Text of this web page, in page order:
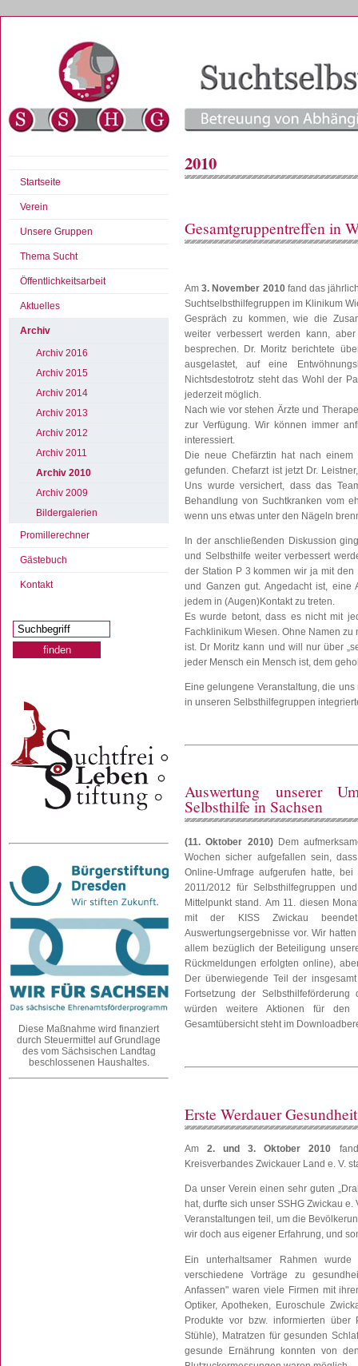
Startseite
Verein
Unsere Gruppen
Thema Sucht
Öffentlichkeitsarbeit
Aktuelles
Archiv
Archiv 2016
Archiv 2015
Archiv 2014
Archiv 2013
Archiv 2012
Archiv 2011
Archiv 2010
Archiv 2009
Bildergalerien
Promillerechner
Gästebuch
Kontakt
Diese Maßnahme wird finanziert
durch Steuermittel auf Grundlage
des vom Sächsischen Landtag
beschlossenen Haushaltes.
2010
Gesamtgruppentreffen in
Am3. November 2010fand das
Suchtselbsthilfegruppen im Klinikum
Gespräch zu kommen, wie die
weiter verbessert werden kann,
besprechen. Dr. Moritz berichtete
ausgelastet, auf eine
Nichtsdestotrotz steht das Wohl der
jederzeit möglich.
Nach wie vor stehen Ärzte und
zur Verfügung. Wir können immer
interessiert.
Die neue Chefärztin hat nach
gefunden. Chefarzt ist jetzt Dr.
Uns wurde versichert, dass das
Behandlung von Suchtkranken vom
wenn uns etwas unter den Nägeln
In der anschließenden Diskussion
und Selbsthilfe weiter verbessert
der Station P 3 kommen wir ja mit
und Ganzen gut. Angedacht ist,
jedem in (Augen)Kontakt zu treten.
Es wurde betont, dass es nicht mit
Fachklinikum Wiesen. Ohne Namen
ist. Dr Moritz kann und will nur über
jeder Mensch ein Mensch ist, dem
Eine gelungene Veranstaltung, die
in unseren Selbsthilfegruppen
Auswertung unserer
Selbsthilfe in Sachsen
(11. Oktober 2010)Dem
Wochen sicher aufgefallen sein,
Online-Umfrage aufgerufen hatte,
2011/2012 für Selbsthilfegruppen
Mittelpunkt stand. Am 11. diesen
mit der KISS Zwickau
Auswertungsergebnisse vor. Wir
allem bezüglich der Beteiligung
Rückmeldungen erfolgten online),
Der überwiegende Teil der
Fortsetzung der
würden weitere Aktionen für den
Gesamtübersicht steht im
Erste Werdauer
Am2. und 3. Oktober 2010
Kreisverbandes Zwickauer Land e. V.
Da unser Verein einen sehr guten
hat, durfte sich unser SSHG Zwickau
Veranstaltungen teil, um die
wir doch aus eigener Erfahrung, und
Ein unterhaltsamer Rahmen
verschiedene Vorträge zu
Anfassen" waren viele Firmen mit
Optiker, Apotheken, Euroschule
Produkte vor bzw. informierten über
Stühle), Matratzen für gesunden
gesunde Ernährung konnten von